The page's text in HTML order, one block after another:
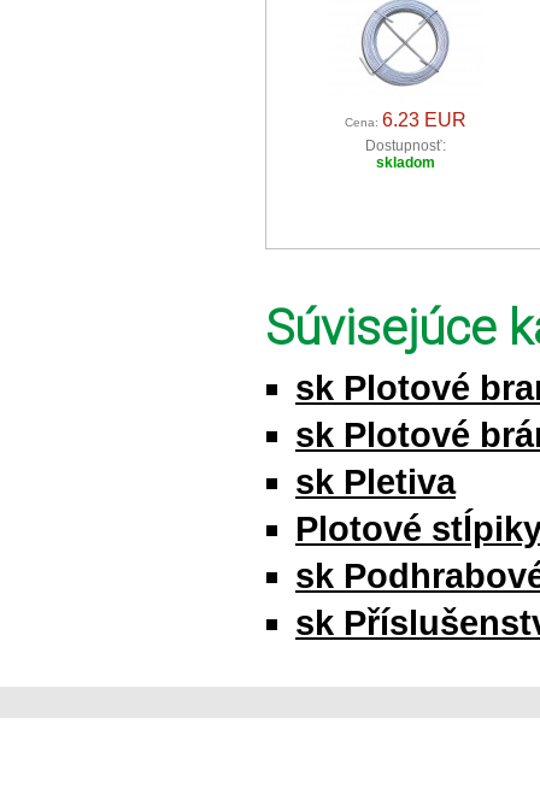
Cena: 6.23 EUR
Dostupnosť:
skladom
Súvisejúce
sk Plotové
sk Plotové
sk Pletiva
Plotové
sk
sk